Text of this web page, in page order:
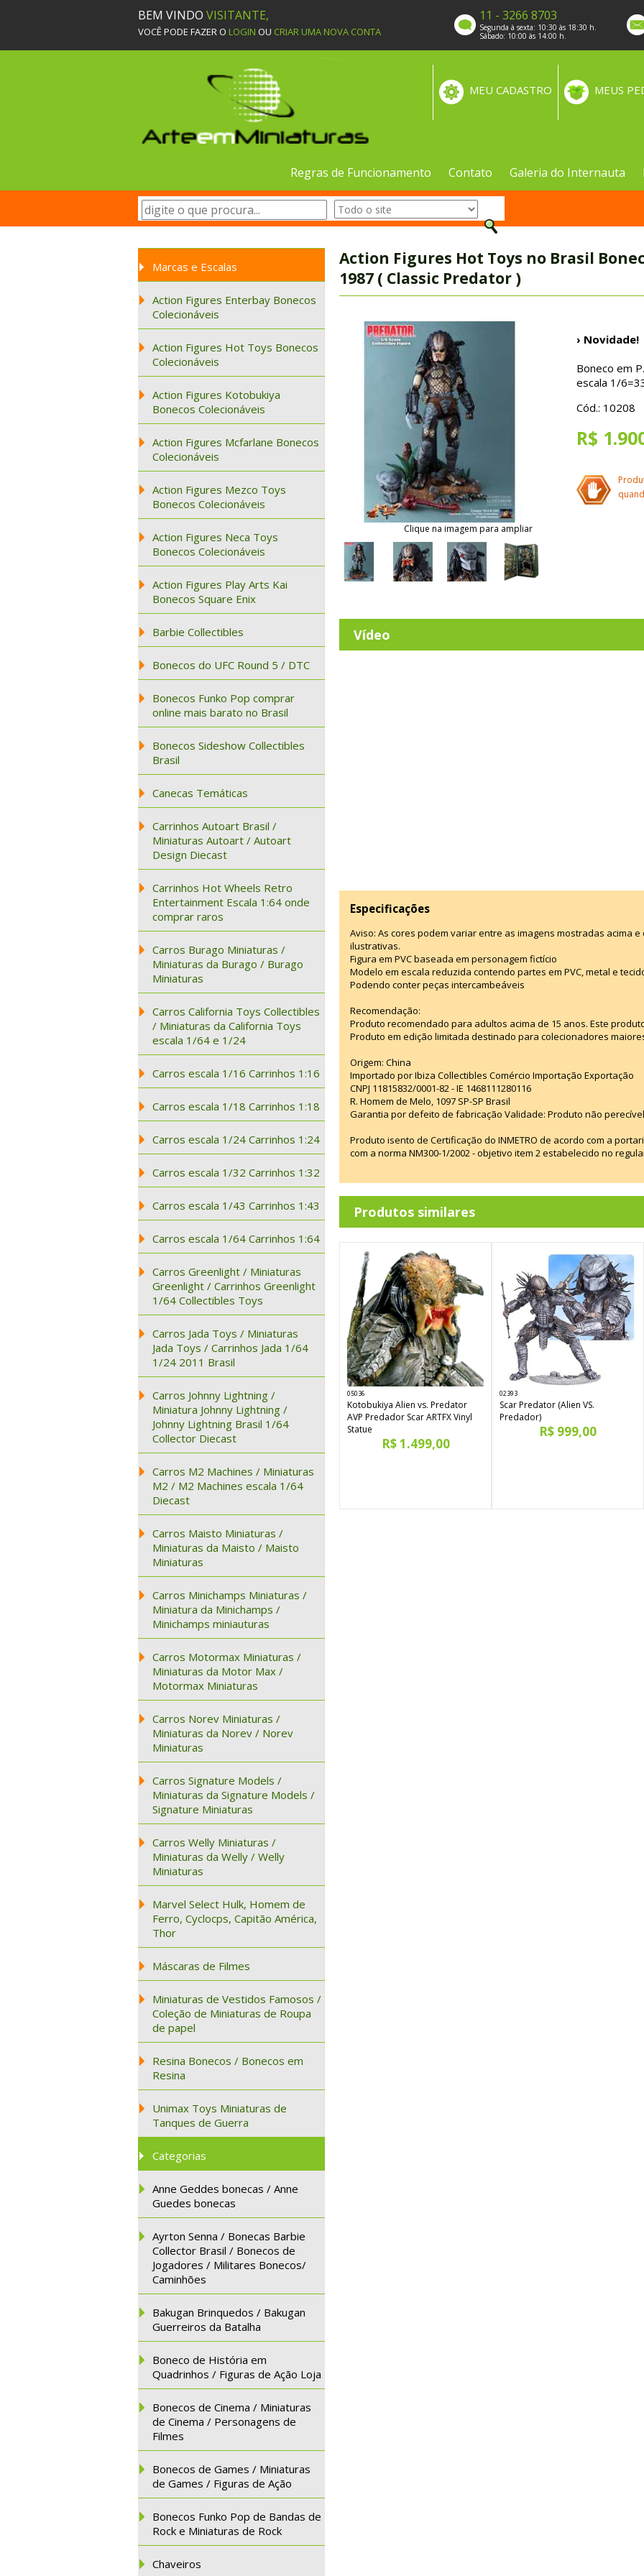
BEM VINDO VISITANTE,
VOCÊ PODE FAZER O LOGIN OU CRIAR UMA NOVA CONTA
11 - 3266 8703
Segunda à sexta: 10:30 às 18:30 h.
Sábado: 10:00 às 14:00 h.
MEUS
MEU CADASTRO
Regras de Funcionamento Contato Galeria do Internauta
Marcas e Escalas
Action Figures Enterbay Bonecos
Colecionáveis
Action Figures Hot Toys Bonecos
Colecionáveis
Action Figures Kotobukiya
Bonecos Colecionáveis
Action Figures Mcfarlane Bonecos
Colecionáveis
Action Figures Mezco Toys
Bonecos Colecionáveis
Action Figures Neca Toys
Bonecos Colecionáveis
Action Figures Play Arts Kai
Bonecos Square Enix
Barbie Collectibles
Bonecos do UFC Round 5 / DTC
Bonecos Funko Pop comprar
online mais barato no Brasil
Bonecos Sideshow Collectibles
Brasil
Canecas Temáticas
Carrinhos Autoart Brasil /
Miniaturas Autoart / Autoart
Design Diecast
Carrinhos Hot Wheels Retro
Entertainment Escala 1:64 onde
comprar raros
Carros Burago Miniaturas /
Miniaturas da Burago / Burago
Miniaturas
Carros California Toys Collectibles
/ Miniaturas da California Toys
escala 1/64 e 1/24
Carros escala 1/16 Carrinhos 1:16
Carros escala 1/18 Carrinhos 1:18
Carros escala 1/24 Carrinhos 1:24
Carros escala 1/32 Carrinhos 1:32
Carros escala 1/43 Carrinhos 1:43
Carros escala 1/64 Carrinhos 1:64
Carros Greenlight / Miniaturas
Greenlight / Carrinhos Greenlight
1/64 Collectibles Toys
Carros Jada Toys / Miniaturas
Jada Toys / Carrinhos Jada 1/64
1/24 2011 Brasil
Carros Johnny Lightning /
Miniatura Johnny Lightning /
Johnny Lightning Brasil 1/64
Collector Diecast
Carros M2 Machines / Miniaturas
M2 / M2 Machines escala 1/64
Diecast
Carros Maisto Miniaturas /
Miniaturas da Maisto / Maisto
Miniaturas
Carros Minichamps Miniaturas /
Miniatura da Minichamps /
Minichamps miniauturas
Carros Motormax Miniaturas /
Miniaturas da Motor Max /
Motormax Miniaturas
Carros Norev Miniaturas /
Miniaturas da Norev / Norev
Miniaturas
Carros Signature Models /
Miniaturas da Signature Models /
Signature Miniaturas
Carros Welly Miniaturas /
Miniaturas da Welly / Welly
Miniaturas
Marvel Select Hulk, Homem de
Ferro, Cyclocps, Capitão América,
Thor
Máscaras de Filmes
Miniaturas de Vestidos Famosos /
Coleção de Miniaturas de Roupa
de papel
Resina Bonecos / Bonecos em
Resina
Unimax Toys Miniaturas de
Tanques de Guerra
Categorias
Anne Geddes bonecas / Anne
Guedes bonecas
Ayrton Senna / Bonecas Barbie
Collector Brasil / Bonecos de
Jogadores / Militares Bonecos/
Caminhões
Bakugan Brinquedos / Bakugan
Guerreiros da Batalha
Boneco de História em
Quadrinhos / Figuras de Ação Loja
Bonecos de Cinema / Miniaturas
de Cinema / Personagens de
Filmes
Bonecos de Games / Miniaturas
de Games / Figuras de Ação
Bonecos Funko Pop de Bandas de
Rock e Miniaturas de Rock
Chaveiros
Action Figures Hot Toys no Brasil
1987 ( Classic Predator )
Clique na imagem para ampliar
› Novidade!
Boneco em
escala 1/
Cód.: 10208
R$
Vídeo
Especificações
Aviso: As cores podem variar entre as imagens mostradas acima
ilustrativas.
Figura em PVC baseada em personagem fictício
Modelo em escala reduzida contendo partes em PVC, metal e
Podendo conter peças intercambeáveis
Recomendação:
Produto recomendado para adultos acima de 15 anos. Este
Produto em edição limitada destinado para colecionadores
Origem: China
Importado por Ibiza Collectibles Comércio Importação Exportação
CNPJ 11815832/0001-82 - IE 1468111280116
R. Homem de Melo, 1097 SP-SP Brasil
Garantia por defeito de fabricação Validade: Produto não
Produto isento de Certificação do INMETRO de acordo com a
com a norma NM300-1/2002 - objetivo item 2 estabelecido no
Produtos similares
05036
Kotobukiya Alien vs. Predator
AVP Predador Scar ARTFX Vinyl
Statue
R$ 1.499,00
02393
Scar Predator (Alien VS.
Predador)
R$ 999,00